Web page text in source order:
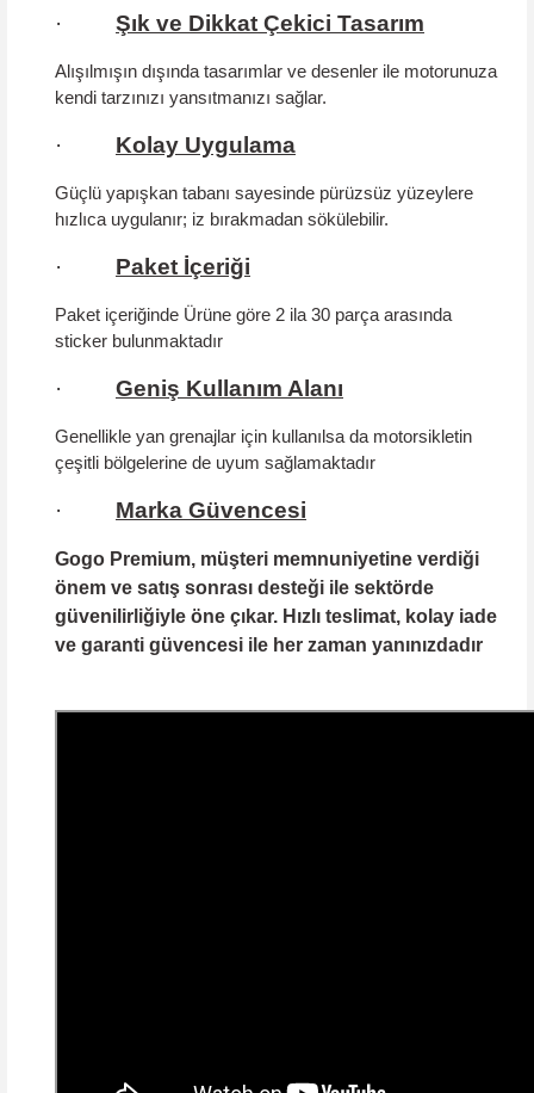
· Şık ve Dikkat Çekici Tasarım
Alışılmışın dışında tasarımlar ve desenler ile motorunuza
kendi tarzınızı yansıtmanızı sağlar.
· Kolay Uygulama
Güçlü yapışkan tabanı sayesinde pürüzsüz yüzeylere
hızlıca uygulanır; iz bırakmadan sökülebilir.
· Paket İçeriği
Paket içeriğinde Ürüne göre 2 ila 30 parça arasında
sticker bulunmaktadır
· Geniş Kullanım Alanı
Genellikle yan grenajlar için kullanılsa da motorsikletin
çeşitli bölgelerine de uyum sağlamaktadır
· Marka Güvencesi
Gogo Premium, müşteri memnuniyetine verdiği
önem ve satış sonrası desteği ile sektörde
güvenilirliğiyle öne çıkar. Hızlı teslimat, kolay iade
ve garanti güvencesi ile her zaman yanınızdadır